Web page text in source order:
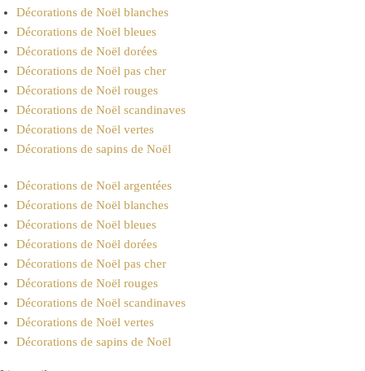
Décorations de Noël blanches
Décorations de Noël bleues
Décorations de Noël dorées
Décorations de Noël pas cher
Décorations de Noël rouges
Décorations de Noël scandinaves
Décorations de Noël vertes
Décorations de sapins de Noël
Décorations de Noël argentées
Décorations de Noël blanches
Décorations de Noël bleues
Décorations de Noël dorées
Décorations de Noël pas cher
Décorations de Noël rouges
Décorations de Noël scandinaves
Décorations de Noël vertes
Décorations de sapins de Noël